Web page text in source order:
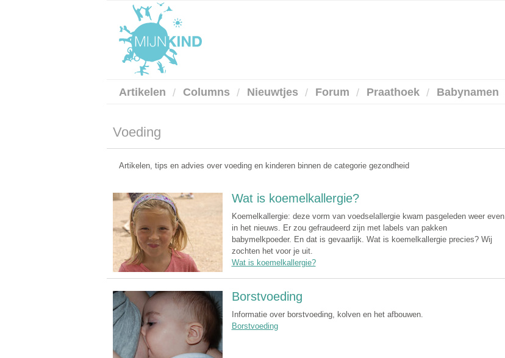
Artikelen Columns Nieuwtjes Forum Praathoek Babynamen
Voeding
Artikelen, tips en advies over voeding en kinderen binnen de categorie gezondheid
Wat is koemelkallergie?
Koemelkallergie: deze vorm van voedselallergie kwam pasgeleden weer even
in het nieuws. Er zou gefraudeerd zijn met labels van pakken
babymelkpoeder. En dat is gevaarlijk. Wat is koemelkallergie precies? Wij
zochten het voor je uit.
Wat is koemelkallergie?
Borstvoeding
Informatie over borstvoeding, kolven en het afbouwen.
Borstvoeding